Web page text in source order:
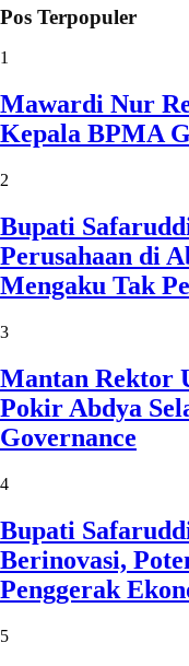
Pos Terpopuler
1
Mawardi Nur
Kepala BPMA
2
Bupati
Perusahaan di
Mengaku Tak
3
Mantan Rektor
Pokir Abdya
Governance
4
Bupati
Berinovasi,
Penggerak
5